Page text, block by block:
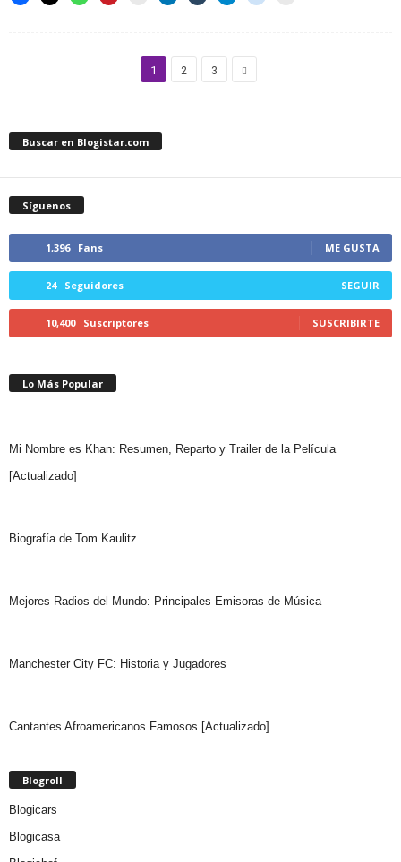
1 2 3
Buscar en Blogistar.com
Síguenos
1,396 Fans ME GUSTA
24 Seguidores SEGUIR
10,400 Suscriptores SUSCRIBIRTE
Lo Más Popular
Mi Nombre es Khan: Resumen, Reparto y Trailer de la Película
[Actualizado]
Biografía de Tom Kaulitz
Mejores Radios del Mundo: Principales Emisoras de Música
Manchester City FC: Historia y Jugadores
Cantantes Afroamericanos Famosos [Actualizado]
Blogroll
Blogicars
Blogicasa